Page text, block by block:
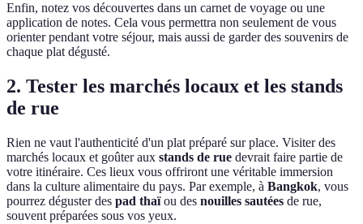
Enfin, notez vos découvertes dans un carnet de voyage ou une
application de notes. Cela vous permettra non seulement de vous
orienter pendant votre séjour, mais aussi de garder des souvenirs de
chaque plat dégusté.
2. Tester les marchés locaux et les stands
de rue
Rien ne vaut l'authenticité d'un plat préparé sur place. Visiter des
marchés locaux et goûter aux stands de rue devrait faire partie de
votre itinéraire. Ces lieux vous offriront une véritable immersion
dans la culture alimentaire du pays. Par exemple, à Bangkok, vous
pourrez déguster des pad thaïou des nouilles sautées de rue,
souvent préparées sous vos yeux.